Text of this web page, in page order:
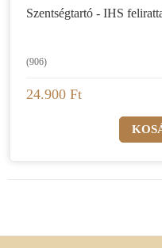
Szentségtartó - IHS
(906)
24.900 Ft